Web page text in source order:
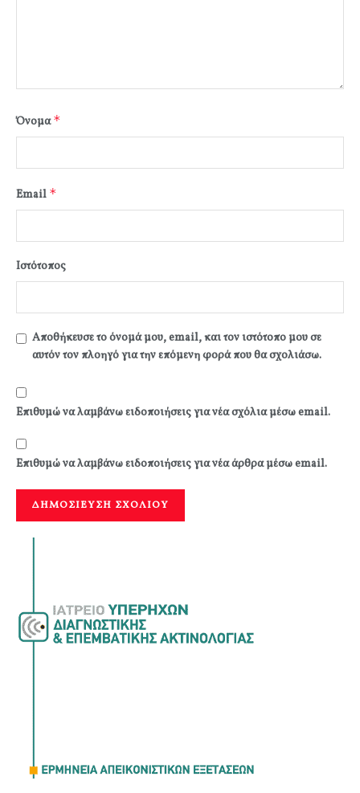
Όνομα*
Email *
Ιστότοπος
Αποθήκευσε το όνομά μου, email, και τον ιστότοπο μου σε
αυτόν τον πλοηγό για την επόμενη φορά που θα σχολιάσω.
Επιθυμώ να λαμβάνω ειδοποιήσεις για νέα σχόλια μέσω email.
Επιθυμώ να λαμβάνω ειδοποιήσεις για νέα άρθρα μέσω email.